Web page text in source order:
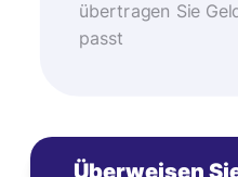
übertragen Sie
passt
Überweisen